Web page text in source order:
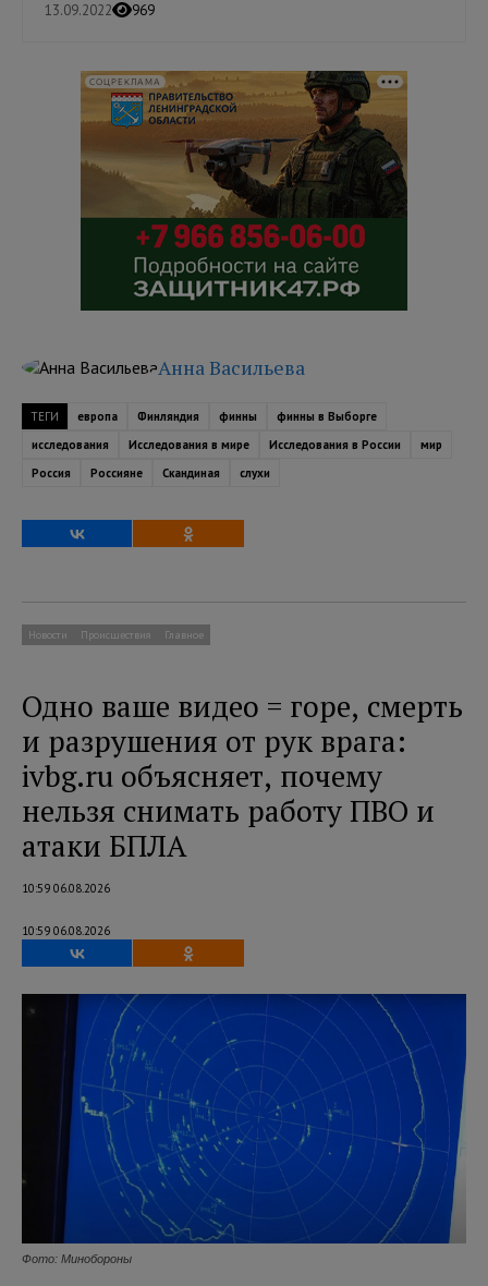
13.09.2022 969
СОЦРЕКЛАМА
Анна Васильева
ТЕГИ европа Финляндия финны
финны в Выборге
исследования
Исследования в мире Исследования в России
мир
Россия
Россияне Скандиная слухи
Новости Происшествия Главное
Одно ваше видео = горе, смерть
и разрушения от рук врага:
ivbg.ru объясняет, почему
нельзя снимать работу ПВО и
атаки БПЛА
10:59 06.08.2026
10:59 06.08.2026
Фото: Минобороны